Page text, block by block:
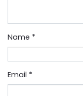
Name *
Email *